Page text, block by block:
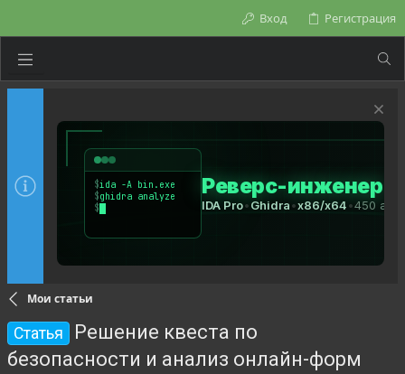
Вход Регистрация
Мои статьи
Статья
Решение квеста по
безопасности и анализ онлайн-форм